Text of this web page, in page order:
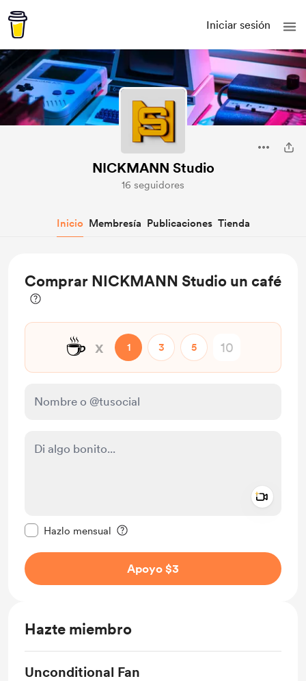
Iniciar sesión
NICKMANN Studio
16 seguidores
Inicio Membresía Publicaciones Tienda
Comprar NICKMANN Studio un café
☕ x 1 3 5
Hazlo mensual
Apoyo $3
Hazte miembro
Unconditional Fan